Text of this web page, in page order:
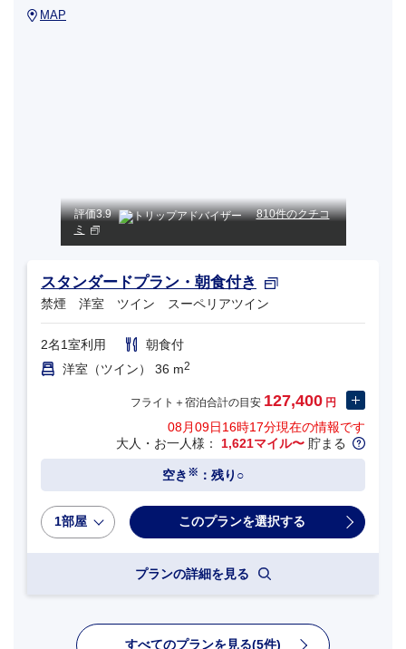
MAP
評価3.9
810件のクチコ
ミ
スタンダードプラン・朝食付き
禁煙 洋室 ツイン スーペリアツイン
2名1室利用
朝食付
洋室（ツイン） 36 m2
フライト＋宿泊合計の目安 127,400 円
08月09日16時17分現在の情報です
大人・お一人様： 1,621マイル〜 貯まる
空き ※ ：残り○
1部屋
プランの詳細を見る
すべてのプランを見る(5件)